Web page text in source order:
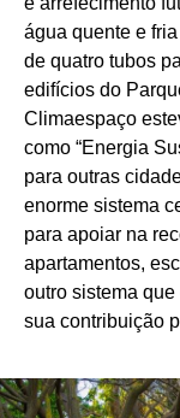
água quente e
de quatro tubos
edifícios do
Climaespaço
como “Energia
para outras
enorme sistema
para apoiar na
apartamentos,
outro sistema
sua contribuição